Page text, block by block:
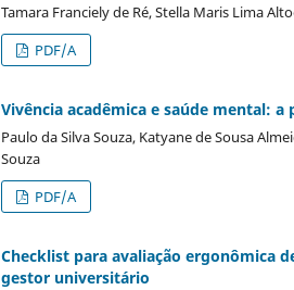
Tamara Franciely de Ré, Stella Maris Lima
PDF/A
Vivência acadêmica e saúde mental:
Paulo da Silva Souza, Katyane de Sousa
Souza
PDF/A
Checklist para avaliação ergonômica
gestor universitário